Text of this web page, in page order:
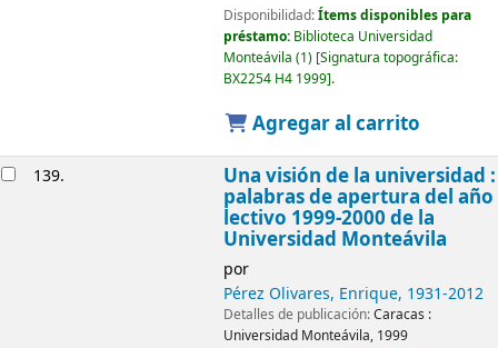
Disponibilidad:Ítems disponibles para
préstamo: Biblioteca Universidad
Monteávila (1) Signatura topográfica:
BX2254 H4 1999 .
Agregar al carrito
139. Una visión de la universidad :
palabras de apertura del año
lectivo 1999-2000 de la
Universidad Monteávila
por
Pérez Olivares, Enrique, 1931-2012
Detalles de publicación:Caracas :
Universidad Monteávila, 1999